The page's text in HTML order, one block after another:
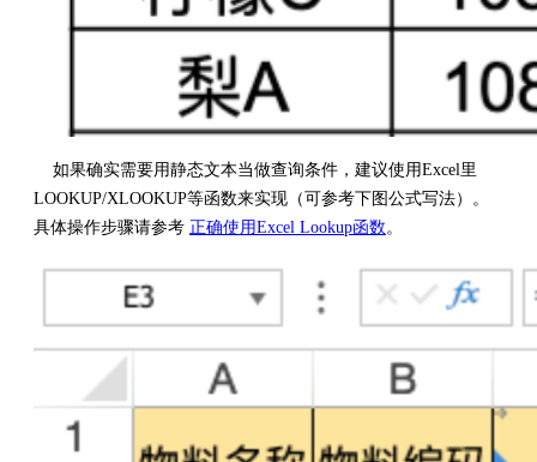
如果确实需要用静态文本当做查询条件，建议使用Excel里
LOOKUP/XLOOKUP等函数来实现（可参考下图公式写法）。
具体操作步骤请参考 正确使用Excel Lookup函数 。